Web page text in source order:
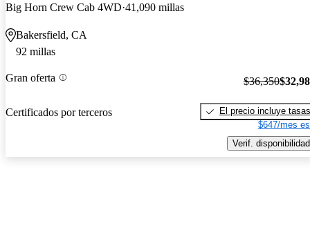
Big Horn Crew Cab 4WD 41,090 millas
Bakersfield, CA
92 millas
Gran oferta
Certificados por terceros
$36,350
El precio incluye tasas
$647/mes
Verif. disponibilidad